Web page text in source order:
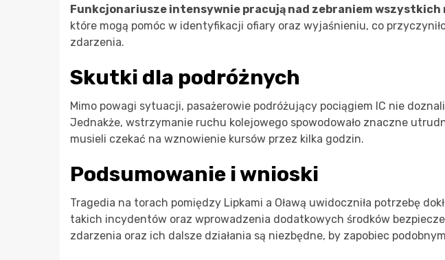
Funkcjonariusze intensywnie pracują nad zebraniem
które mogą pomóc w identyfikacji ofiary oraz wyjaśnieniu, co
zdarzenia.
Skutki dla podróżnych
Mimo powagi sytuacji, pasażerowie podróżujący pociągiem IC nie
Jednakże, wstrzymanie ruchu kolejowego spowodowało znaczne
musieli czekać na wznowienie kursów przez kilka godzin.
Podsumowanie i wnioski
Tragedia na torach pomiędzy Lipkami a Oławą uwidoczniła potrzebę
takich incydentów oraz wprowadzenia dodatkowych środków
zdarzenia oraz ich dalsze działania są niezbędne, by zapobiec